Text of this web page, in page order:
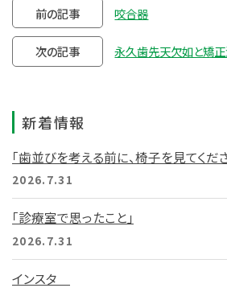
前の記事 咬合器
次の記事 永久歯先天欠如と矯
新着情報
「歯並びを考える前に、椅子を見てくださ
2026.7.31
「診療室で思ったこと」
2026.7.31
インスタ